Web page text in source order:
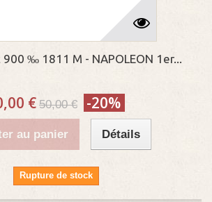
900 ‰ 1811 M - NAPOLEON 1er...
€ 50,00 € -20%
au panier Détails
Rupture de stock